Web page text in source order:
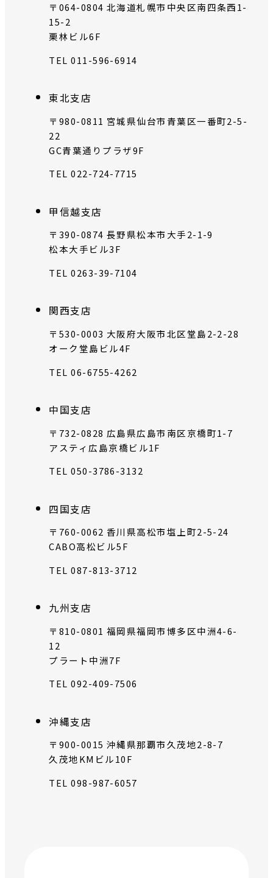
〒064-0804 北海道札幌市中央区南四条西1-
15-2
栗林ビル6F
TEL 011-596-6914
東北支店
〒980-0811 宮城県仙台市青葉区一番町2-5-
22
GC青葉通りプラザ9F
TEL 022-724-7715
甲信越支店
〒390-0874 長野県松本市大手2-1-9
松本大手ビル3F
TEL 0263-39-7104
関西支店
〒530-0003 大阪府大阪市北区堂島2-2-28
オーク堂島ビル4F
TEL 06-6755-4262
中国支店
〒732-0828 広島県広島市南区京橋町1-7
アスティ広島京橋ビル1F
TEL 050-3786-3132
四国支店
〒760-0062 香川県高松市塩上町2-5-24
CABO高松ビル5F
TEL 087-813-3712
九州支店
〒810-0801 福岡県福岡市博多区中洲4-6-
12
プラート中洲7F
TEL 092-409-7506
沖縄支店
〒900-0015 沖縄県那覇市久茂地2-8-7
久茂地KMビル10F
TEL 098-987-6057